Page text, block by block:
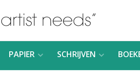
PAPIER SCHRIJVEN